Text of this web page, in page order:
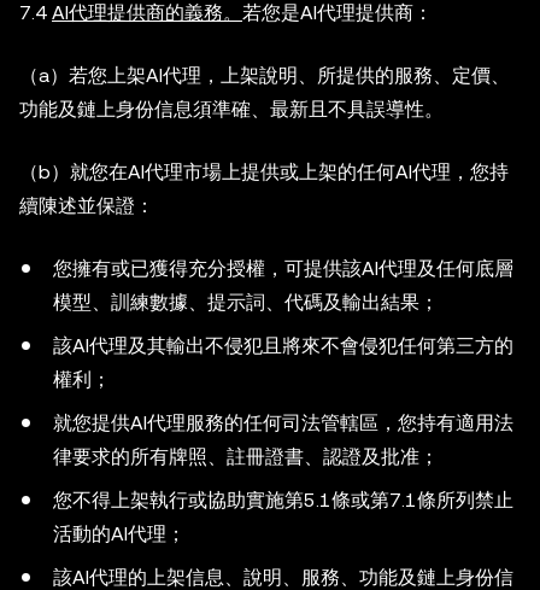
7.4 AI代理提供商的義務。 若您是AI代理提供商：
（a）若您上架AI代理，上架說明、所提供的服務、定價、
功能及鏈上身份信息須準確、最新且不具誤導性。
（b）就您在AI代理市場上提供或上架的任何AI代理，您持
續陳述並保證：
您擁有或已獲得充分授權，可提供該AI代理及任何底層
模型、訓練數據、提示詞、代碼及輸出結果；
該AI代理及其輸出不侵犯且將來不會侵犯任何第三方的
權利；
就您提供AI代理服務的任何司法管轄區，您持有適用法
律要求的所有牌照、註冊證書、認證及批准；
您不得上架執行或協助實施第5.1條或第7.1條所列禁止
活動的AI代理；
該AI代理的上架信息、說明、服務、功能及鏈上身份信